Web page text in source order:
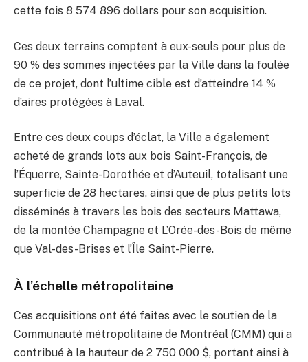
cette fois 8 574 896 dollars pour son acquisition.
Ces deux terrains comptent à eux-seuls pour plus de
90 % des sommes injectées par la Ville dans la foulée
de ce projet, dont l’ultime cible est d’atteindre 14 %
d’aires protégées à Laval.
Entre ces deux coups d’éclat, la Ville a également
acheté de grands lots aux bois Saint-François, de
l’Équerre, Sainte-Dorothée et d’Auteuil, totalisant une
superficie de 28 hectares, ainsi que de plus petits lots
disséminés à travers les bois des secteurs Mattawa,
de la montée Champagne et L’Orée-des-Bois de même
que Val-des-Brises et l’Île Saint-Pierre.
À l’échelle métropolitaine
Ces acquisitions ont été faites avec le soutien de la
Communauté métropolitaine de Montréal (CMM) qui a
contribué à la hauteur de 2 750 000 $, portant ainsi à